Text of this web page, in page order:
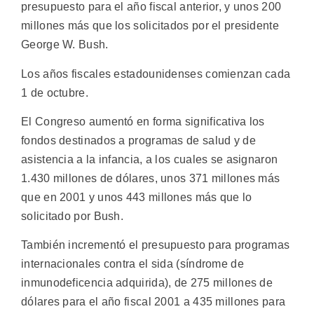
presupuesto para el año fiscal anterior, y unos 200
millones más que los solicitados por el presidente
George W. Bush.
Los años fiscales estadounidenses comienzan cada
1 de octubre.
El Congreso aumentó en forma significativa los
fondos destinados a programas de salud y de
asistencia a la infancia, a los cuales se asignaron
1.430 millones de dólares, unos 371 millones más
que en 2001 y unos 443 millones más que lo
solicitado por Bush.
También incrementó el presupuesto para programas
internacionales contra el sida (síndrome de
inmunodeficencia adquirida), de 275 millones de
dólares para el año fiscal 2001 a 435 millones para